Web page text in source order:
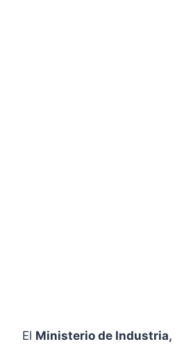
El Ministerio de Industria,